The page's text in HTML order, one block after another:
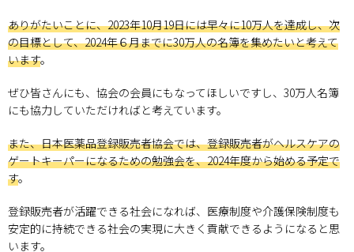
ありがたいことに、2023年10月19日には早々に10万人を達成し、次
の目標として、2024年６月までに30万人の名簿を集めたいと考えて
います。
ぜひ皆さんにも、協会の会員にもなってほしいですし、30万人名簿
にも協力していただければと考えています。
また、日本医薬品登録販売者協会では、登録販売者がヘルスケアの
ゲートキーパーになるための勉強会を、2024年度から始める予定で
す。
登録販売者が活躍できる社会になれば、医療制度や介護保険制度も
安定的に持続できる社会の実現に大きく貢献できるようになると思
います。